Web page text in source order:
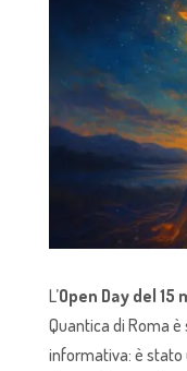
L’Open Day del 15
Quantica di Roma
informativa: è